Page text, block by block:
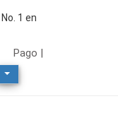
1 en
Pago |